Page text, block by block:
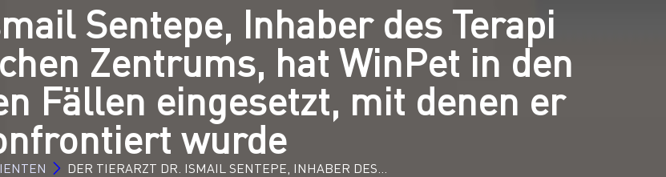
Sentepe, Inhaber des Terapi
Zentrums, hat WinPet in den
Fällen eingesetzt, mit denen er
wurde
DER TIERARZT DR. ISMAIL SENTEPE, INHABER DES…